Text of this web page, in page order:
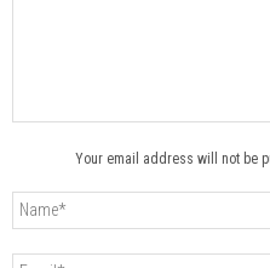
Your email address will not be